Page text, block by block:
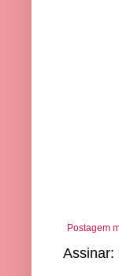
Postagem
Assinar: